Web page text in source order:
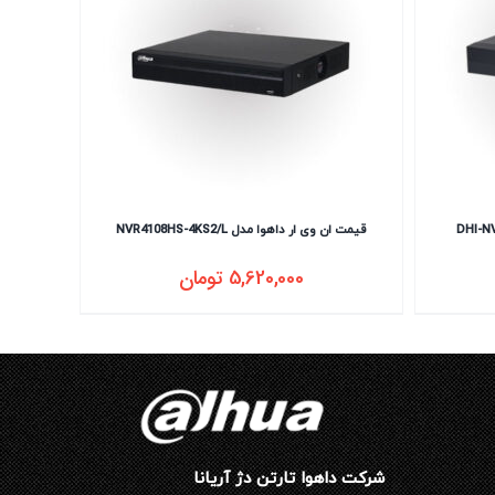
قیمت ان وی ار داهوا مدل NVR4108HS-4KS2/L
5,620,000 تومان
شرکت داهوا تارتن دژ آریانا